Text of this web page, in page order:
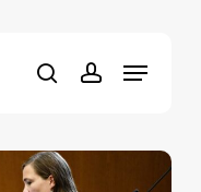
searchaccount
MenuClose